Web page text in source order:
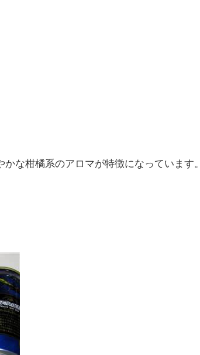
な柑橘系のアロマが特徴になっています。